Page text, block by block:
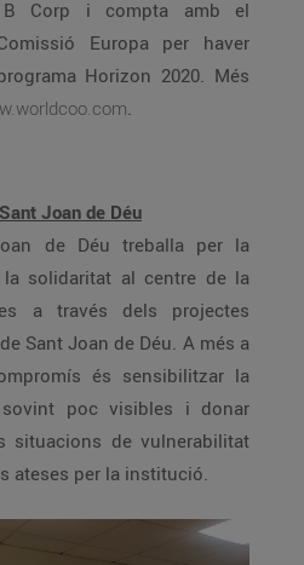
amb el
Europa per haver
.
Joan de Déu
de Déu treballa per la
dels projectes
Sant Joan de Déu. A més a
de vulnerabilitat
ateses per la institució.